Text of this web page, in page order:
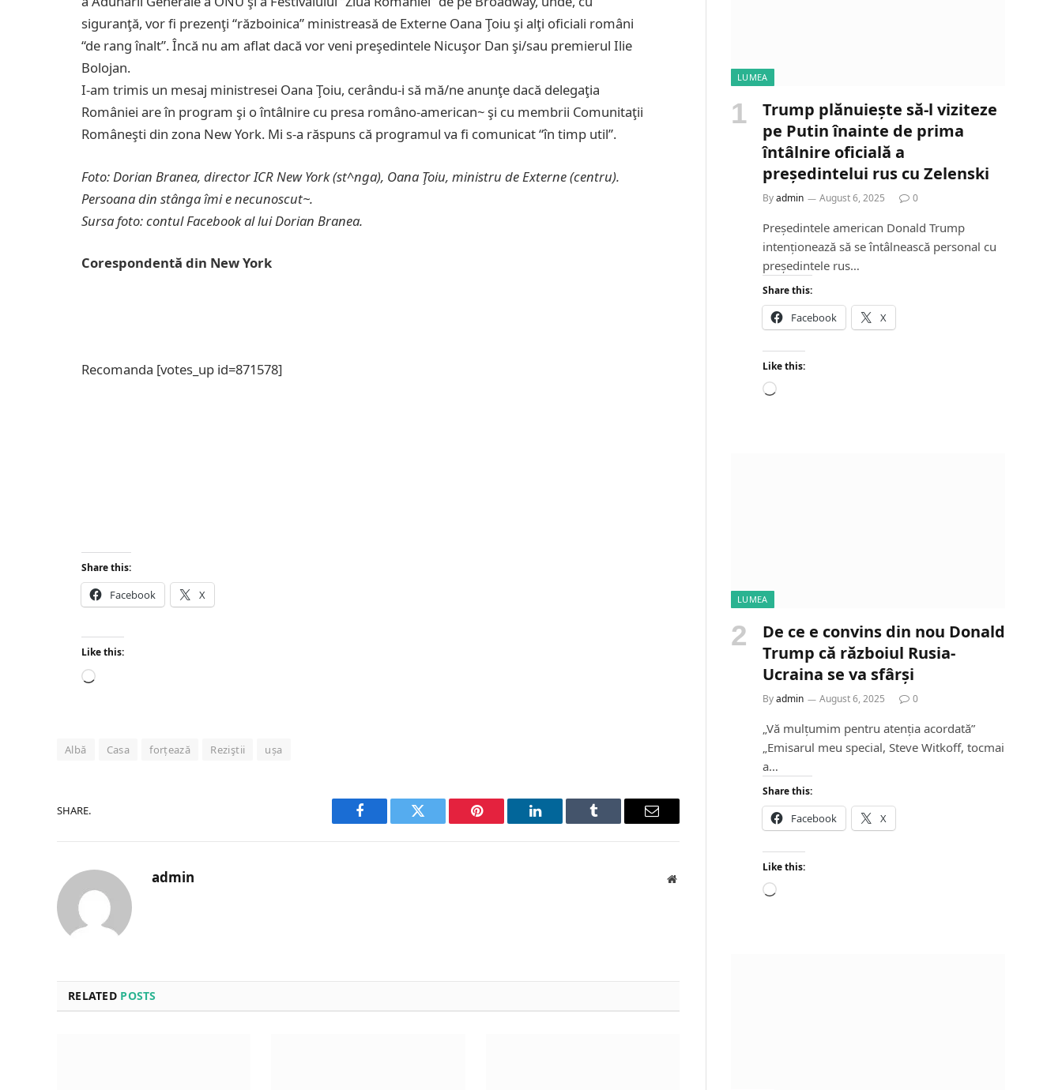
siguranţă, vor fi prezenţi “războinica” ministreasă de Externe Oana Ţoiu şi alţi oficiali români
“de rang înalt”. Încă nu am aflat dacă vor veni preşedintele Nicuşor Dan şi/sau premierul Ilie
Bolojan.
I-am trimis un mesaj ministresei Oana Ţoiu, cerându-i să mă/ne anunţe dacă delegaţia
României are în program şi o întâlnire cu presa româno-american~ şi cu membrii Comunitaţii
Româneşti din zona New York. Mi s-a răspuns că programul va fi comunicat “în timp util”.
Foto: Dorian Branea, director ICR New York (st^nga), Oana Ţoiu, ministru de Externe (centru).
Persoana din stânga îmi e necunoscut~.
Sursa foto: contul Facebook al lui Dorian Branea.
Corespondentă din New York
Recomanda [votes_up id=871578]
Share this:
Facebook X
Like this:
Loading…
Albă Casa forțează Reziştii ușa
SHARE.
Facebook Twitter Pinterest LinkedIn Tumblr Email
admin Website
RELATED POSTS
LUMEA
Trump plănuiește să-l viziteze
pe Putin înainte de prima
întâlnire oficială a
președintelui rus cu Zelenski
Byadmin August 6, 2025 0
Președintele american Donald Trump
intenționează să se întâlnească personal cu
președintele rus…
Share this:
Facebook X
Like this:
L
LUMEA
De ce e convins din nou Donald
Trump că războiul Rusia-
Ucraina se va sfârși
Byadmin August 6, 2025 0
„Vă mulțumim pentru atenția acordată”
„Emisarul meu special, Steve Witkoff, tocmai
a…
Share this:
Facebook X
Like this:
L